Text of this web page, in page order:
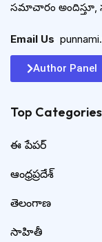
సమాచారం
Email Us
Author Panel
Top Categories​
ఈ పేపర్
ఆంధ్రప్రదేశ్
తెలంగాణ
సాహితీ